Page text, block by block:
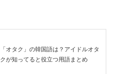
「オタク」の韓国語は？アイドルオタ
クが知ってると役立つ用語まとめ